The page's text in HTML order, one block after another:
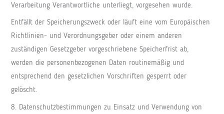
Verarbeitung Verantwortliche unterliegt, vorgesehen wurde.
Entfällt der Speicherungszweck oder läuft eine vom Europäischen
Richtlinien- und Verordnungsgeber oder einem anderen
zuständigen Gesetzgeber vorgeschriebene Speicherfrist ab,
werden die personenbezogenen Daten routinemäßig und
entsprechend den gesetzlichen Vorschriften gesperrt oder
gelöscht.
8. Datenschutzbestimmungen zu Einsatz und Verwendung von